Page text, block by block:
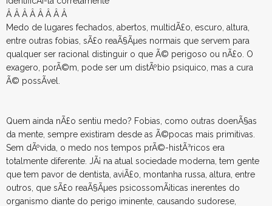
Â Â Â Â Â Â Â Â
Medo de lugares fechados, abertos, multidÃ£o, escuro, altura,
entre outras fobias, sÃ£o reaÃ§Ãµes normais que servem para
qualquer ser racional distinguir o que Ã© perigoso ou nÃ£o. O
exagero, porÃ©m, pode ser um distÃºbio psiquico, mas a cura
Ã© possÃ­vel.
Quem ainda nÃ£o sentiu medo? Fobias, como outras doenÃ§as
da mente, sempre existiram desde as Ã©pocas mais primitivas.
Sem dÃºvida, o medo nos tempos prÃ©-histÃ³ricos era
totalmente diferente. JÃ¡ na atual sociedade moderna, tem gente
que tem pavor de dentista, aviÃ£o, montanha russa, altura, entre
outros, que sÃ£o reaÃ§Ãµes psicossomÃ¡ticas inerentes do
organismo diante do perigo iminente, causando sudorese,